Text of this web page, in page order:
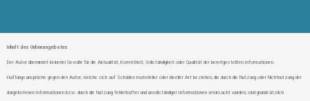
Inhalt des Onlineangebotes
Der Autor übernimmt keinerlei Gewähr für die Aktualität, Korrektheit, Vollständigkeit oder Qualität der bereitgestellten Informationen.
Haftungsansprüche gegen den Autor, welche sich auf Schäden materieller oder ideeller Art beziehen, die durch die Nutzung oder Nichtnutzung der
dargebotenen Informationen bzw. durch die Nutzung fehlerhafter und unvollständiger Informationen verursacht wurden, sind grundsätzlich